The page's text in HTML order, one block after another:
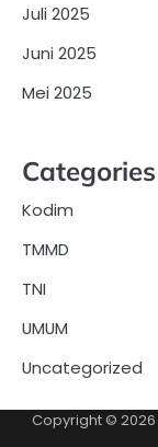
Juli 2025
Juni 2025
Mei 2025
Categories
Kodim
TMMD
TNI
UMUM
Uncategorized
Copyright © 2026